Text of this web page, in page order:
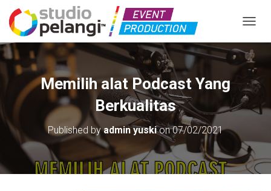
Memilih alat Podcast Yang
Berkualitas
Published byadmin yuskion07/02/2021